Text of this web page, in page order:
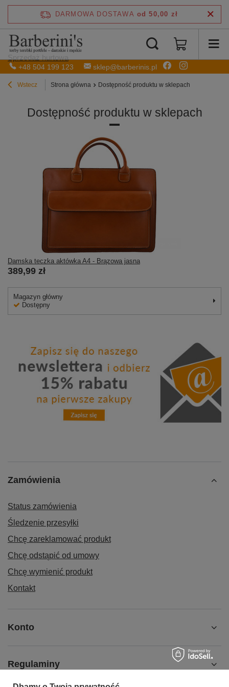
+48 504 199 123 sklep@barberinis.pl
DARMOWA DOSTAWA od 50,00 zł
Wstecz Strona główna Dostępność produktu w sklepach
Dostępność produktu w sklepach
Damska teczka aktówka A4 - Brązowa jasna
389,99 zł
Magazyn główny
Dostępny
Zamówienia
Status zamówienia
Śledzenie przesyłki
Chcę zareklamować produkt
Chcę odstąpić od umowy
Chcę wymienić produkt
Kontakt
Konto
Regulaminy
Sprzedaż hurtowa